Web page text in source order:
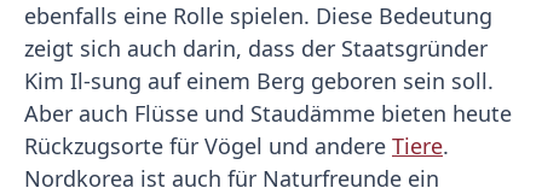
ebenfalls eine Rolle spielen. Diese Bedeutung
zeigt sich auch darin, dass der Staatsgründer
Kim Il-sung auf einem Berg geboren sein soll.
Aber auch Flüsse und Staudämme bieten heute
Rückzugsorte für Vögel und andere Tiere.
Nordkorea ist auch für Naturfreunde ein